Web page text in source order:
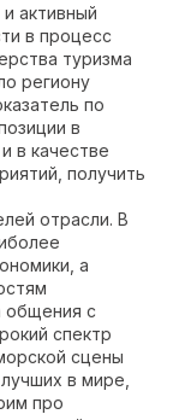
активный
в процесс
туризма
региону
по
в
в качестве
получить
отрасли. В
а
общения с
спектр
сцены
в мире,
про